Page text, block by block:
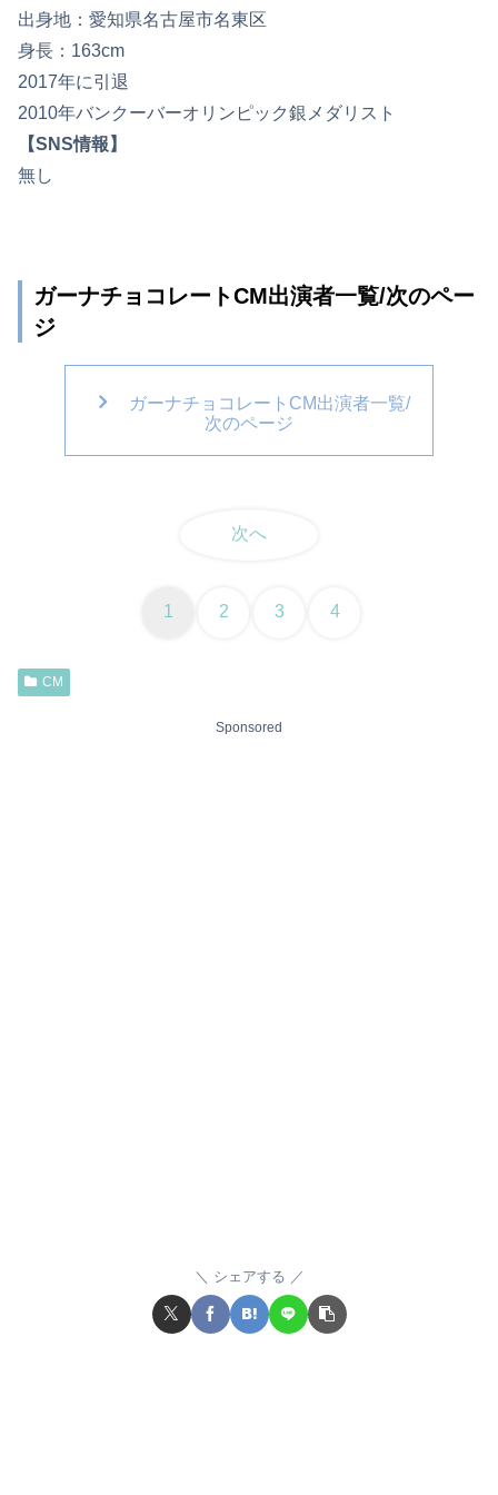
出身地：愛知県名古屋市名東区
身長：163cm
2017年に引退
2010年バンクーバーオリンピック銀メダリスト
【SNS情報】
無し
ガーナチョコレートCM出演者一覧/次のペー
ジ
ガーナチョコレートCM出演者一覧/
次のページ
次へ
1 2 3 4
CM
Sponsored
シェアする